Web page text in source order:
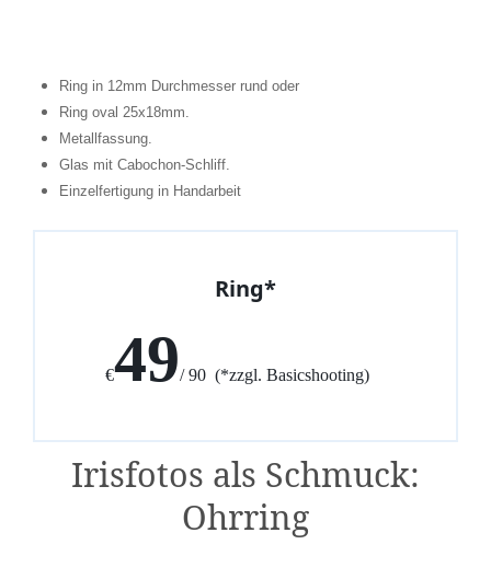
Ring in 12mm Durchmesser rund oder
Ring oval 25x18mm.
Metallfassung.
Glas mit Cabochon-Schliff.
Einzelfertigung in Handarbeit
Ring*
€49/ 90 (*zzgl. Basicshooting)
Irisfotos als Schmuck:
Ohrring